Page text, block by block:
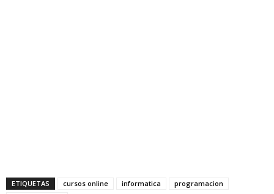
ETIQUETAS cursos online informatica
programacion